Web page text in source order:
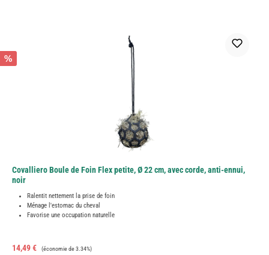
%
Covalliero Boule de Foin Flex petite, Ø 22 cm, avec corde, anti-ennui,
noir
Ralentit nettement la prise de foin
Ménage l'estomac du cheval
Favorise une occupation naturelle
Prix de vente :
14,49 € Prix régulier :
(économie de 3.34%)